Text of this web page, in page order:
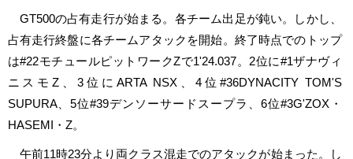
GT500の占有走行が始まる。各チーム出足が鈍い。しかし、
占有走行終盤に各チームアタックを開始。終了時点でのトップ
は#22モチュールピットワークZで1'24.037。2位に#1ザナヴィ
ニスモZ、3位にARTA NSX、4位#36DYNACITY TOM'S
SUPURA、5位#39デンソーサードスープラ、6位#3G'ZOX・
HASEMI・Z。
午前11時23分より両クラス混走でのアタックが始まった。し